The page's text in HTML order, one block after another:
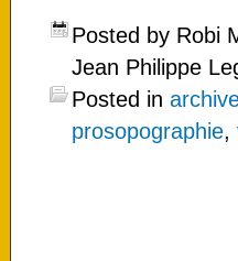
Posted by Robi
Jean Philippe
Posted in
prosopographie,